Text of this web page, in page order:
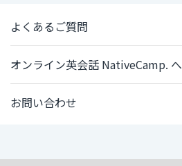
よくあるご質問
オンライン英会話 NativeCamp. へ
お問い合わせ